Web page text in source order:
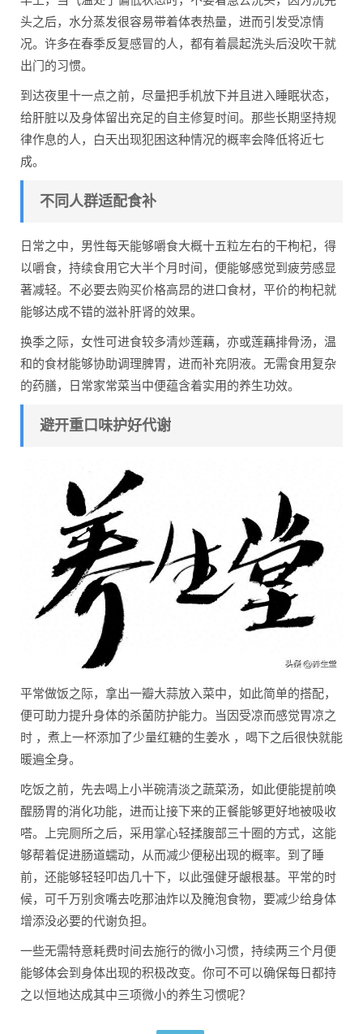
头之后，水分蒸发很容易带着体表热量，进而引发受凉情
况。许多在春季反复感冒的人，都有着晨起洗头后没吹干就
出门的习惯。
到达夜里十一点之前，尽量把手机放下并且进入睡眠状态，
给肝脏以及身体留出充足的自主修复时间。那些长期坚持规
律作息的人，白天出现犯困这种情况的概率会降低将近七
成。
不同人群适配食补
日常之中，男性每天能够嚼食大概十五粒左右的干枸杞，得
以嚼食，持续食用它大半个月时间，便能够感觉到疲劳感显
著减轻。不必要去购买价格高昂的进口食材，平价的枸杞就
能够达成不错的滋补肝肾的效果。
换季之际，女性可进食较多清炒莲藕，亦或莲藕排骨汤，温
和的食材能够协助调理脾胃，进而补充阴液。无需食用复杂
的药膳，日常家常菜当中便蕴含着实用的养生功效。
避开重口味护好代谢
平常做饭之际，拿出一瓣大蒜放入菜中，如此简单的搭配，
便可助力提升身体的杀菌防护能力。当因受凉而感觉胃凉之
时 ，煮上一杯添加了少量红糖的生姜水 ，喝下之后很快就能
暖遍全身。
吃饭之前，先去喝上小半碗清淡之蔬菜汤，如此便能提前唤
醒肠胃的消化功能，进而让接下来的正餐能够更好地被吸收
嗒。上完厕所之后，采用掌心轻揉腹部三十圈的方式，这能
够帮着促进肠道蠕动，从而减少便秘出现的概率。到了睡
前，还能够轻轻叩齿几十下，以此强健牙龈根基。平常的时
候，可千万别贪嘴去吃那油炸以及腌泡食物，要减少给身体
增添没必要的代谢负担。
一些无需特意耗费时间去施行的微小习惯，持续两三个月便
能够体会到身体出现的积极改变。你可不可以确保每日都持
之以恒地达成其中三项微小的养生习惯呢？